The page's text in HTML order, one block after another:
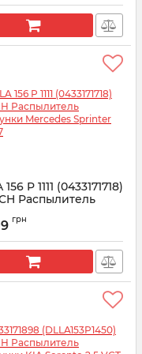
P 1111 (0433171718)
Распылитель
2.2/2.7
0433171718
грн